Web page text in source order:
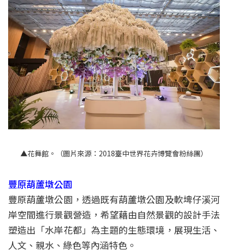
▲花舞館。（圖片來源：2018臺中世界花卉博覽會粉絲團）
豐原葫蘆墩公園
豐原葫蘆墩公園，透過既有葫蘆墩公園及軟埤仔溪河
岸空間進行景觀營造，希望藉由自然景觀的設計手法
塑造出「水岸花都」為主題的生態環境，展現生活、
人文、親水、綠色等內涵特色。